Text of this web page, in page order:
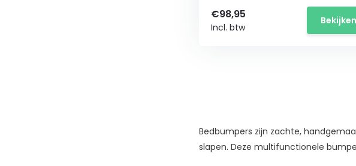
€98,95
Incl. btw
Bekijken
Bedbumpers zijn zachte,
slapen. Deze multifunctionele